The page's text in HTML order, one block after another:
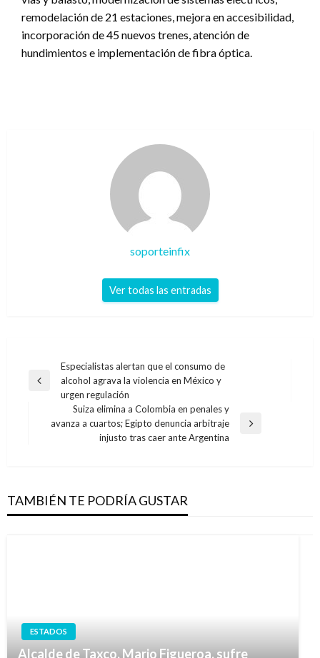
remodelación de 21 estaciones, mejora en accesibilidad,
incorporación de 45 nuevos trenes, atención de
hundimientos e implementación de fibra óptica.
soporteinfix
Ver todas las entradas
Navegación
de
entradas
Entrada
anterior
Especialistas alertan que el consumo de
alcohol agrava la violencia en México y
urgen regulación
Entrada
Suiza elimina a Colombia en penales y
avanza a cuartos; Egipto denuncia arbitraje
injusto tras caer ante Argentina
TAMBIÉN TE PODRÍA GUSTAR
ESTADOS
Alcalde de Taxco, Mario Figueroa, sufre